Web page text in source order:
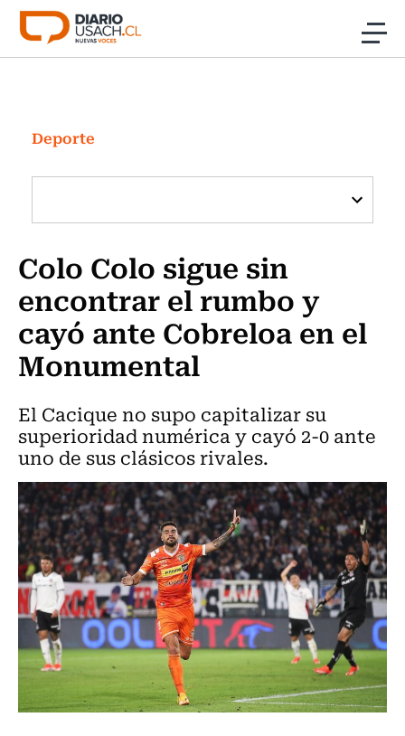
Click acá para ir directamente al contenido
Investigación
Cultura
Programas Radio y TV Usach
Deporte
Colo Colo sigue sin
encontrar el rumbo y
cayó ante Cobreloa en el
Monumental
El Cacique no supo capitalizar su
superioridad numérica y cayó 2-0 ante
uno de sus clásicos rivales.